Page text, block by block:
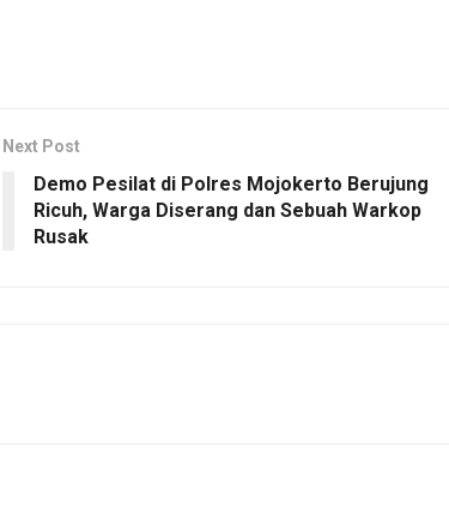
Next Post
Demo Pesilat di Polres Mojokerto Berujung
Ricuh, Warga Diserang dan Sebuah Warkop
Rusak